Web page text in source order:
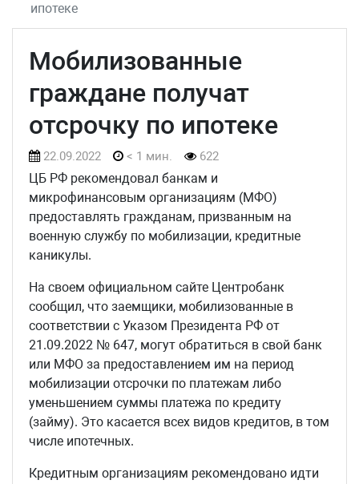
ипотеке
Мобилизованные
граждане получат
отсрочку по ипотеке
22.09.2022 < 1 мин. 622
ЦБ РФ рекомендовал банкам и
микрофинансовым организациям (МФО)
предоставлять гражданам, призванным на
военную службу по мобилизации, кредитные
каникулы.
На своем официальном сайте Центробанк
сообщил, что заемщики, мобилизованные в
соответствии с Указом Президента РФ от
21.09.2022 № 647, могут обратиться в свой банк
или МФО за предоставлением им на период
мобилизации отсрочки по платежам либо
уменьшением суммы платежа по кредиту
(займу). Это касается всех видов кредитов, в том
числе ипотечных.
Кредитным организациям рекомендовано идти